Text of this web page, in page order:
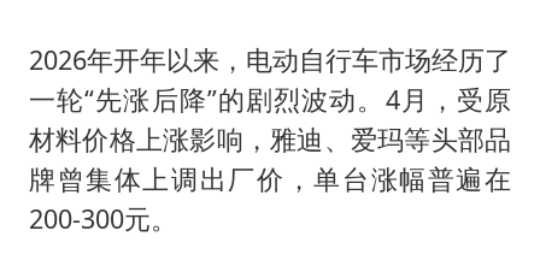
宇树科技中一签需缴款7.54万元
广东雷州通报特教老师招聘违规事件
两名乘客在飞机上因调节座椅起冲突
AI会终结印度“外包神话”吗
2026年开年以来，电动自行车市场经历了
一轮“先涨后降”的剧烈波动。4月，受原
材料价格上涨影响，雅迪、爱玛等头部品
牌曾集体上调出厂价，单台涨幅普遍在
200-300元。